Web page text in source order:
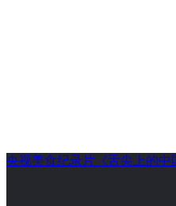
央视美食纪录片《舌尖上的中